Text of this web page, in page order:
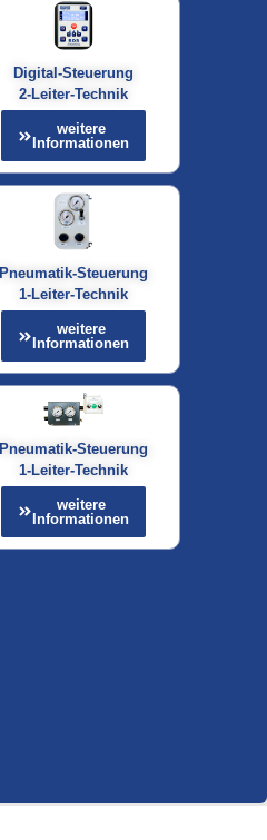
Digital-Steuerung
2-Leiter-Technik
weitere
Informationen
Pneumatik-Steuerung
1-Leiter-Technik
weitere
Informationen
Pneumatik-Steuerung
1-Leiter-Technik
weitere
Informationen